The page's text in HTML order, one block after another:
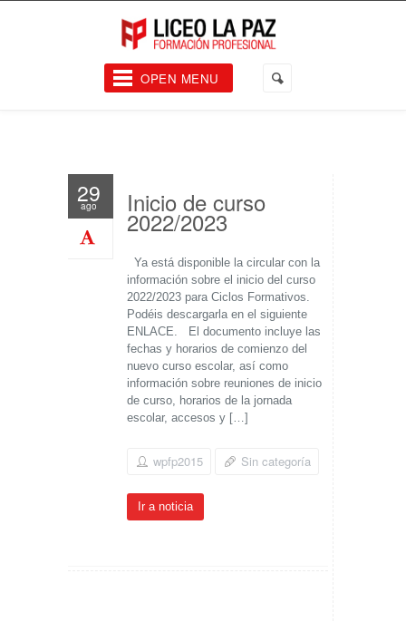
OPEN MENU
29
ago Inicio de curso
2022/2023
Ya está disponible la circular con la
información sobre el inicio del curso
2022/2023 para Ciclos Formativos.
Podéis descargarla en el siguiente
ENLACE. El documento incluye las
fechas y horarios de comienzo del
nuevo curso escolar, así como
información sobre reuniones de inicio
de curso, horarios de la jornada
escolar, accesos y […]
wpfp2015 Sin categoría
Ir a noticia